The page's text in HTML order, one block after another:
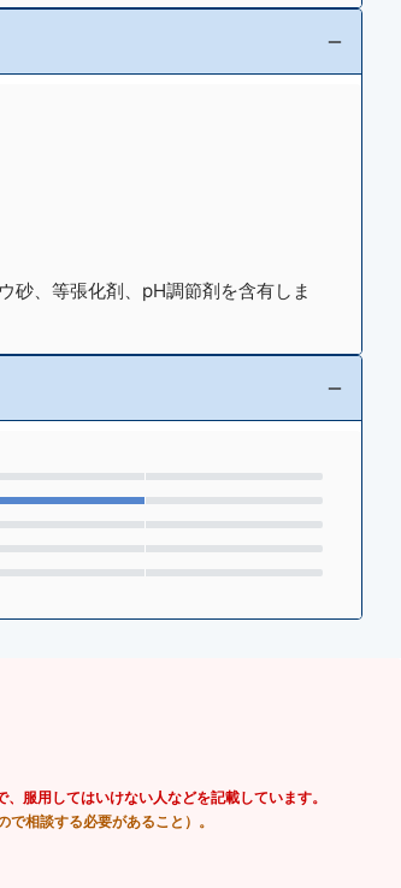
砂、等張化剤、pH調節剤を含有しま
服用してはいけない人などを記載しています。
相談する必要があること）。